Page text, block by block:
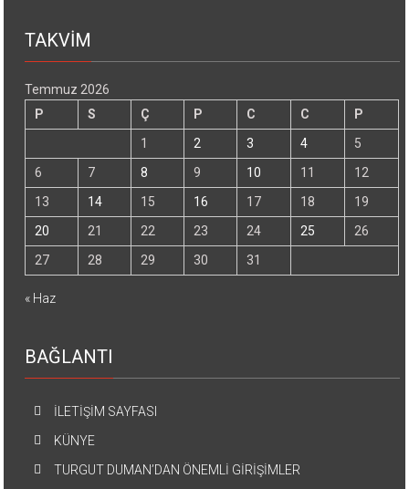
TAKVİM
Temmuz 2026
P
S Ç P C C
P
1
2 3 4
5
6
7 8 9 10 11
12
13
14 15 16 17 18
19
20
21 22 23 24 25
26
27
28 29 30 31
« Haz
BAĞLANTI
İLETİŞİM SAYFASI
KÜNYE
TURGUT DUMAN’DAN ÖNEMLİ GİRİŞİMLER